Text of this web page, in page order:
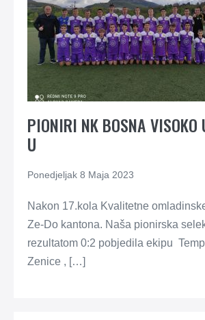
PIONIRI NK BOSNA VISOKO
U
Ponedjeljak 8 Maja 2023
Nakon 17.kola Kvalitetne
Ze-Do kantona. Naša pionirska
rezultatom 0:2 pobjedila ekipu
Zenice , […]